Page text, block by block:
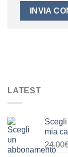
LATEST
mia
24,00